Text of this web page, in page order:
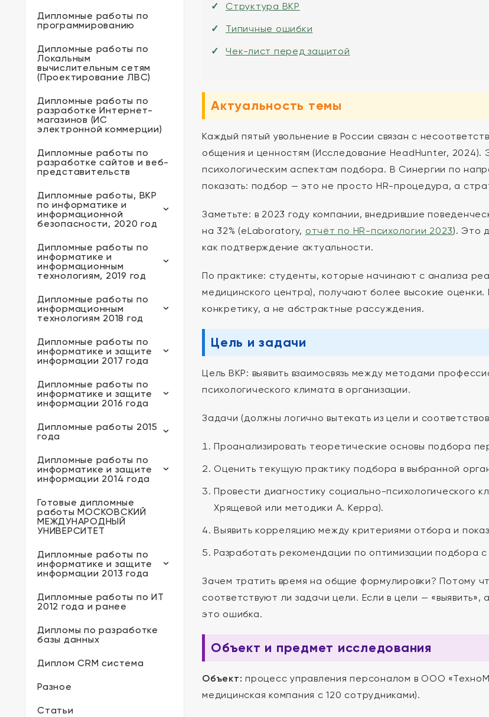
Дипломные работы по
программированию
Дипломные работы по
Локальным
вычислительным сетям
(Проектирование ЛВС)
Дипломные работы по
разработке Интернет-
магазинов (ИС
электронной коммерции)
Дипломные работы по
разработке сайтов и веб-
представительств
Дипломные работы, ВКР
по информатике и
информационной
безопасности, 2020 год
Дипломные работы по
информатике и
информационным
технологиям, 2019 год
Дипломные работы по
информационным
технологиям 2018 год
Дипломные работы по
информатике и защите
информации 2017 года
Дипломные работы по
информатике и защите
информации 2016 года
Дипломные работы 2015
года
Дипломные работы по
информатике и защите
информации 2014 года
Готовые дипломные
работы МОСКОВСКИЙ
МЕЖДУНАРОДНЫЙ
УНИВЕРСИТЕТ
Дипломные работы по
информатике и защите
информации 2013 года
Дипломные работы по ИТ
2012 года и ранее
Дипломы по разработке
базы данных
Диплом CRM система
Разное
Статьи
Структура ВКР
Типичные ошибки
Чек-лист перед защитой
Актуальность темы
Каждый пятый увольнение в России связан с
общения и ценностям (Исследование HeadHunter, 2024).
психологическим аспектам подбора. В Синергии по
показать: подбор — это не просто HR-процедура, а
Заметьте: в 2023 году компании, внедрившие
на 32% (eLaboratory, отчёт по HR-психологии 2023). Это
как подтверждение актуальности.
По практике: студенты, которые начинают с анализа
медицинского центра), получают более высокие
конкретику, а не абстрактные рассуждения.
Цель и задачи
Цель ВКР: выявить взаимосвязь между методами
психологического климата в организации.
Задачи (должны логично вытекать из цели и
Проанализировать теоретические основы подбора
Оценить текущую практику подбора в выбранной
Провести диагностику социально-психологического
Хрящевой или методики А. Керра).
Выявить корреляцию между критериями отбора и
Разработать рекомендации по оптимизации подбора
Зачем тратить время на общие формулировки? Потому
соответствуют ли задачи цели. Если в цели —
это ошибка.
Объект и предмет исследования
Объект: процесс управления персоналом в ООО
медицинская компания с 120 сотрудниками).